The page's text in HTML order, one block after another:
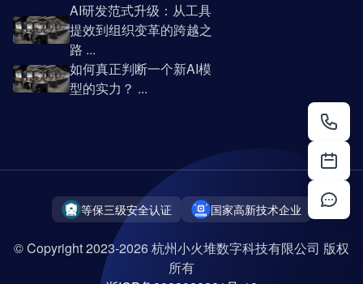
AI研发范式升级：从工具
提效到组织变革的跨越之
路 ...
如何真正判断一个新AI模
型的实力？ ...
等保三级安全认证 国家高新技术企业
© Copyright 2023-2026 杭州小火堆数字科技有限公司 版权
所有